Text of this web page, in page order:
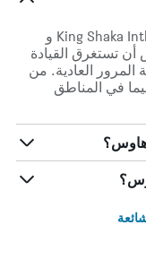
هناك 22.4 كم ميلاً بين أقرب مطار، مطار King Shaka Intl و
تستغرق القيادة
17د خلال حركة المرور العادية. من
في المناطق